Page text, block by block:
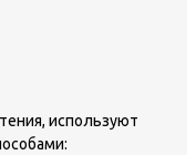
используют